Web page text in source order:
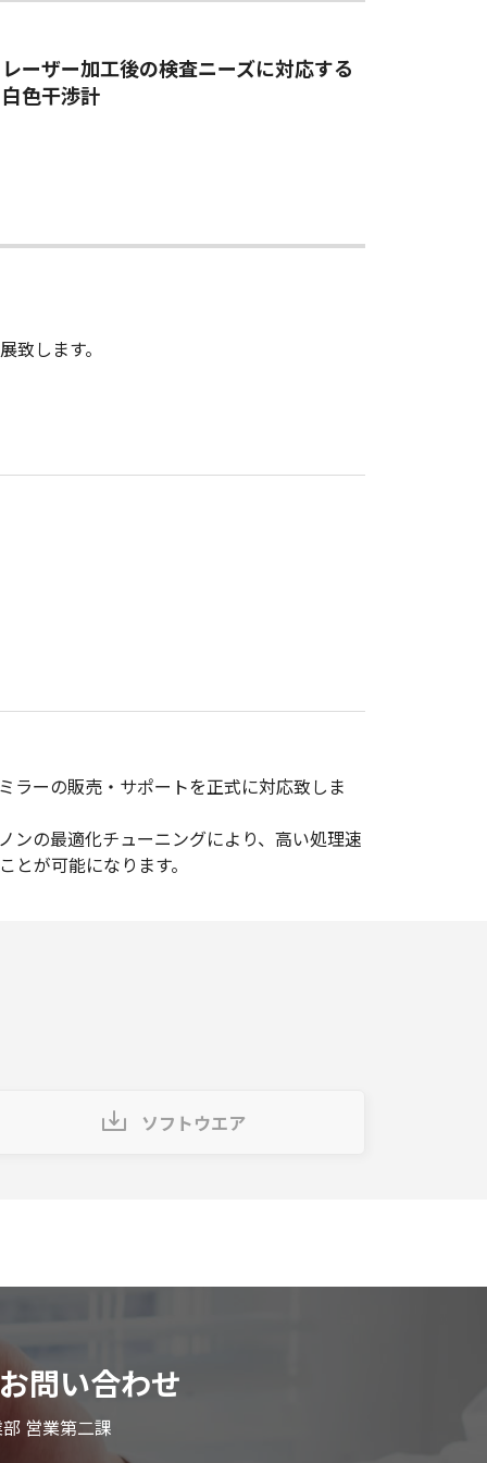
レーザー加工後の検査ニーズに対応する
白色干渉計
します。
ラーの販売・サポートを正式に対応致しま
ンの最適化チューニングにより、高い処理速
が可能になります。
ソフトウエア
問い合わせ
営業第二課